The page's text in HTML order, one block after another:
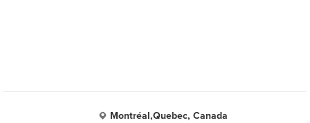
Montréal,Quebec, Canada